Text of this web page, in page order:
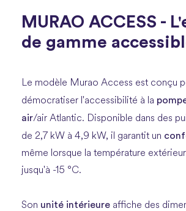
MURAO ACCESS -
de gamme
Le modèle Murao Access est conçu
démocratiser l'accessibilité à la
air/air Atlantic. Disponible dans des
de 2,7 kW à 4,9 kW, il garantit un
même lorsque la température
jusqu'à -15 °C.
Son unité intérieure affiche des